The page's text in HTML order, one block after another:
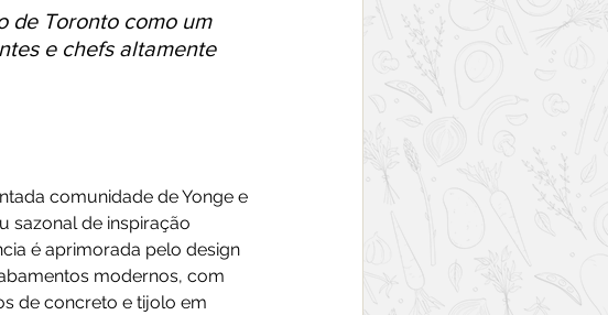
de Toronto como um
e chefs altamente
comunidade de Yonge e
sazonal de inspiração
é aprimorada pelo design
modernos, com
de concreto e tijolo em